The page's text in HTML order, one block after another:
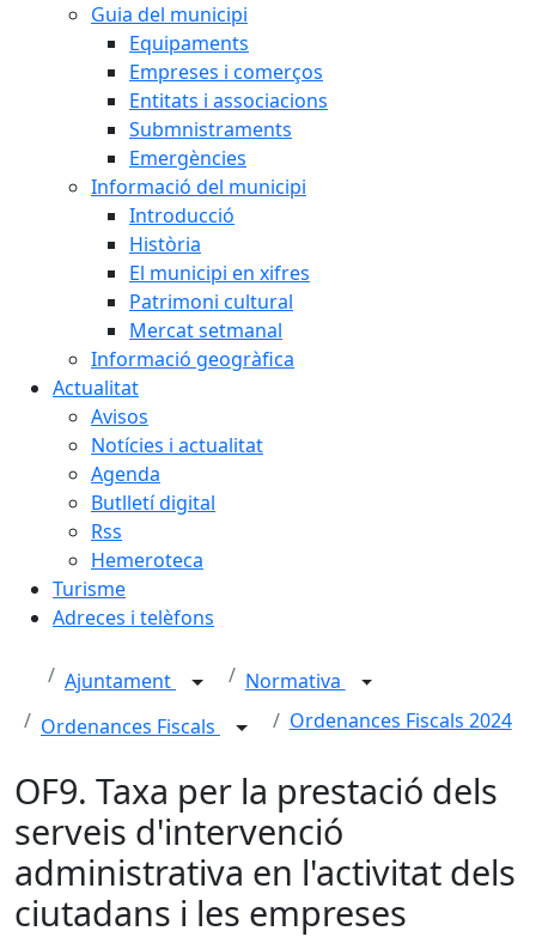
Guia del municipi
Equipaments
Empreses i comerços
Entitats i associacions
Submnistraments
Emergències
Informació del municipi
Introducció
Història
El municipi en xifres
Patrimoni cultural
Mercat setmanal
Informació geogràfica
Actualitat
Avisos
Notícies i actualitat
Agenda
Butlletí digital
Rss
Hemeroteca
Turisme
Adreces i telèfons
Ajuntament
Normativa
Ordenances Fiscals
Ordenances Fiscals 2024
OF9. Taxa per la prestació dels
serveis d'intervenció
administrativa en l'activitat dels
ciutadans i les empreses